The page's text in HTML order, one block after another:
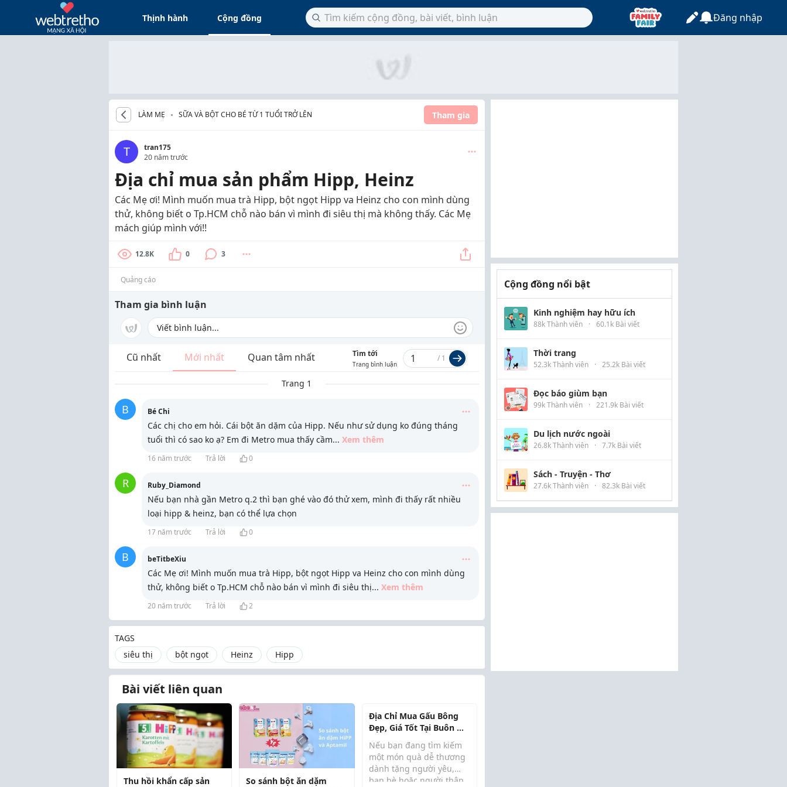
Thịnh hành Cộng đồng Đăng nhập
LÀM MẸ SỮA VÀ BỘT CHO BÉ TỪ 1 TUỔI TRỞ LÊN Tham gia
T
tran175
20 năm trước
Địa chỉ mua sản phẩm Hipp, Heinz
Các Mẹ ơi! Mình muốn mua trà Hipp, bột ngọt Hipp va Heinz cho con mình dùng
thử, không biết o Tp.HCM chỗ nào bán vì mình đi siêu thị mà không thấy. Các Mẹ
mách giúp mình với!!
12.8K 0 3
Quảng cáo
Tham gia bình luận
Cũ nhất Mới nhất Quan tâm nhất Tìm tới
Trang bình luận
/ 1
Trang 1
B Bé Chi
Các chị cho em hỏi. Cái bột ăn dặm của Hipp. Nếu như sử dụng ko đúng tháng
tuổi thì có sao ko ạ? Em đi Metro mua thấy cầm... Xem thêm
16 năm trước Trả lời 0
R Ruby_Diamond
Nếu bạn nhà gần Metro q.2 thì bạn ghé vào đó thử xem, mình đi thấy rất nhiều
loại hipp & heinz, bạn có thể lựa chọn
17 năm trước Trả lời 0
B beTitbeXiu
Các Mẹ ơi! Mình muốn mua trà Hipp, bột ngọt Hipp va Heinz cho con mình dùng
thử, không biết o Tp.HCM chỗ nào bán vì mình đi siêu thị... Xem thêm
20 năm trước Trả lời 2
TAGS
siêu thị
bột ngọt Heinz Hipp
Bài viết liên quan
Thu hồi khẩn cấp sản
So sánh bột ăn dặm
Địa Chỉ Mua Gấu Bông
Đẹp, Giá Tốt Tại Buôn Ma
Thuột
Nếu bạn đang tìm kiếm
một món quà dễ thương
dành tặng người yêu,
bạn bè hoặc người thân
Cộng đồng nổi bật
Kinh nghiệm hay hữu ích
88k Thành viên · 60.1k Bài viết
Thời trang
52.3k Thành viên · 25.2k Bài viết
Đọc báo giùm bạn
99k Thành viên · 221.9k Bài viết
Du lịch nước ngoài
26.8k Thành viên · 7.7k Bài viết
Sách - Truyện - Thơ
27.6k Thành viên · 82.3k Bài viết